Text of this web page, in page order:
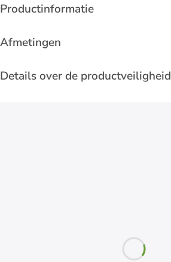
Productinformatie
Afmetingen
Details over de productveiligheid